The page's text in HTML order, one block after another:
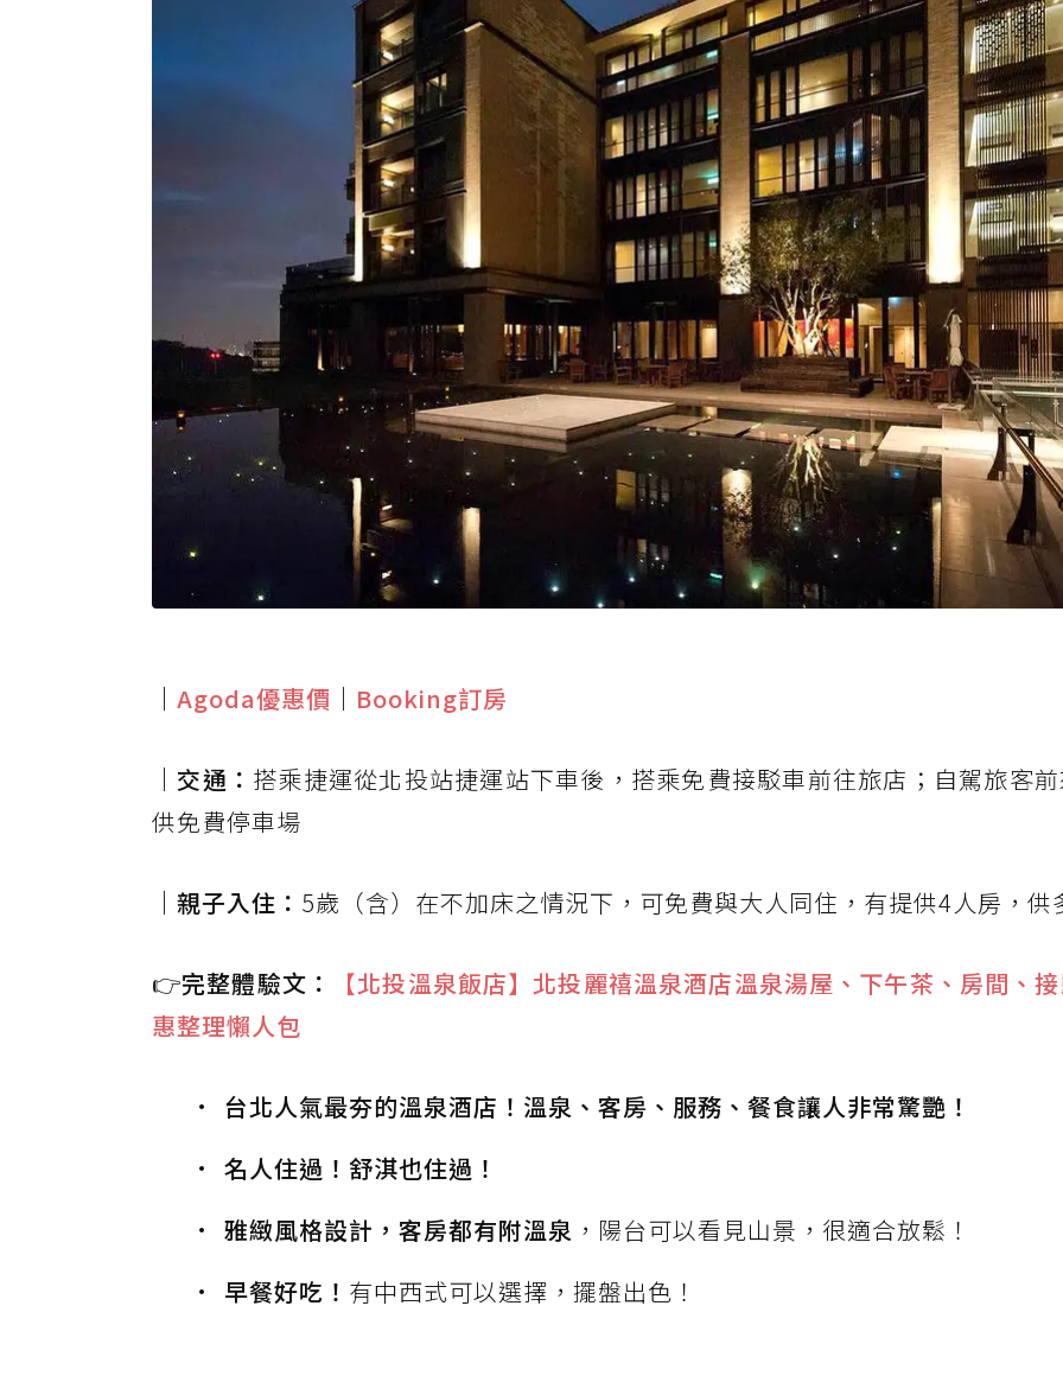
｜ Agoda優惠價 ｜ Booking訂房
｜交通： 搭乘捷運從北投站捷運站下車後，搭乘免費接駁車前往旅店；自駕旅客
供免費停車場
｜親子入住： 5歲（含）在不加床之情況下，可免費與大人同住，有提供4人房，供
👉完整體驗文：
【北投溫泉飯店】北投麗禧溫泉酒店溫泉湯屋、下午茶、房間、
惠整理懶人包
台北人氣最夯的溫泉酒店！溫泉、客房、服務、餐食讓人非常驚艷！
名人住過！舒淇也住過！
雅緻風格設計，客房都有附溫泉 ，陽台可以看見山景，很適合放鬆！
早餐好吃！ 有中西式可以選擇，擺盤出色！